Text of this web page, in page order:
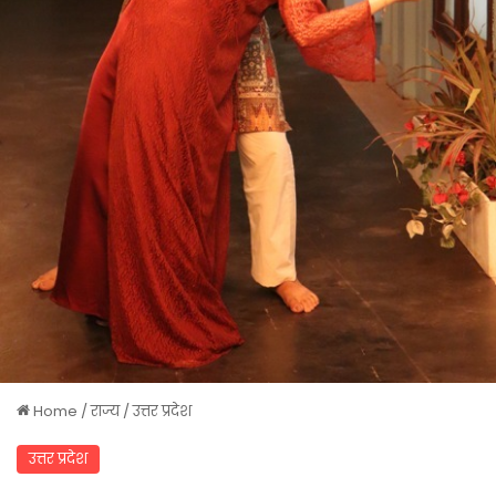
Home /राज्य /उत्तर प्रदेश
उत्तर प्रदेश